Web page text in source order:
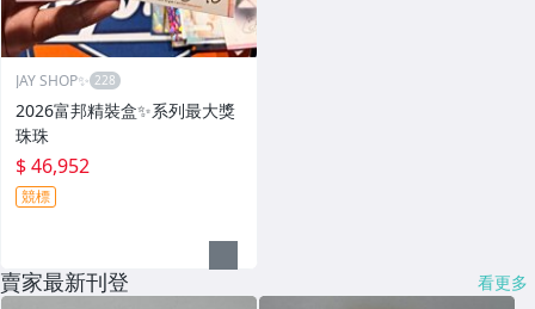
JAY SHOP✨
2026富邦精裝盒✨系列最大獎
珠珠
$ 46,952
競標
賣家最新刊登 看更多